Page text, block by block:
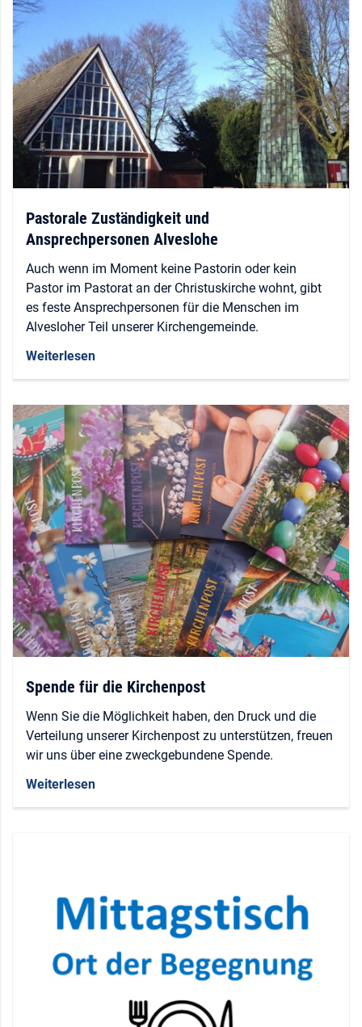
Pastorale Zuständigkeit und
Ansprechpersonen Alveslohe
Auch wenn im Moment keine Pastorin oder kein
Pastor im Pastorat an der Christuskirche wohnt, gibt
es feste Ansprechpersonen für die Menschen im
Alvesloher Teil unserer Kirchengemeinde.
Weiterlesen
Spende für die Kirchenpost
Wenn Sie die Möglichkeit haben, den Druck und die
Verteilung unserer Kirchenpost zu unterstützen, freuen
wir uns über eine zweckgebundene Spende.
Weiterlesen